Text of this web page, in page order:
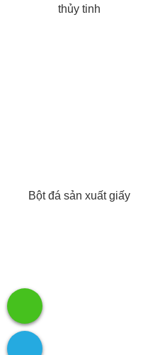
thủy tinh
Bột đá sản xuất giấy